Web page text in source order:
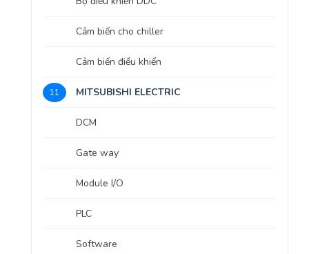
Cảm biến cho chiller
Cảm biến điều khiển
11 MITSUBISHI ELECTRIC
DCM
Gate way
Module I/O
PLC
Software